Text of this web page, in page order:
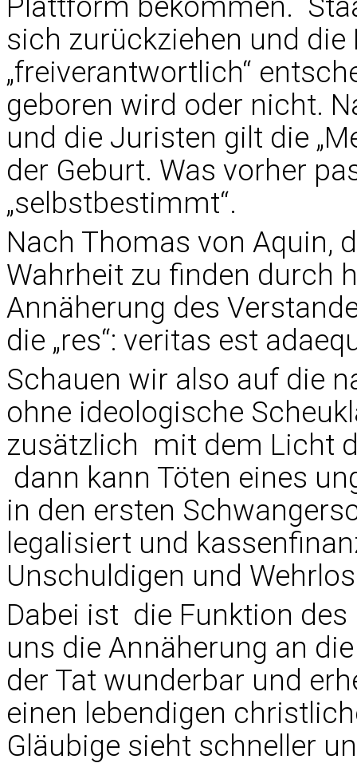
sich zurückziehen und die
„freiverantwortlich“
geboren wird oder nicht.
und die Juristen gilt die
der Geburt. Was vorher
„selbstbestimmt“.
Nach Thomas von Aquin,
Wahrheit zu finden durch
Annäherung des
die „res“: veritas est
Schauen wir also auf die
ohne ideologische
zusätzlich mit dem Licht
dann kann Töten eines
in den ersten
legalisiert und
Unschuldigen und
Dabei ist die Funktion
uns die Annäherung an
der Tat wunderbar und
einen lebendigen
Gläubige sieht schneller